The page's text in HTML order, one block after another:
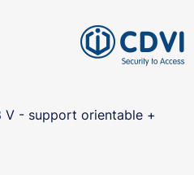
V - support orientable +